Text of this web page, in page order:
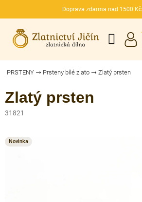
Doprava zdarma nad 1500 Kč
CZK
PRSTENY Prsteny bílé zlato Zlatý prsten
Zlatý prsten
31821
Novinka